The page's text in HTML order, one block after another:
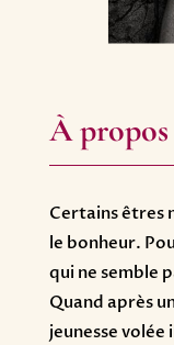
À
Certains êtres
le bonheur.
qui ne semble
Quand après
jeunesse volée